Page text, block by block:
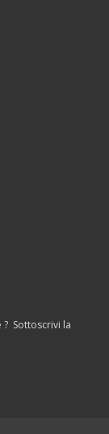
Sottoscrivi la